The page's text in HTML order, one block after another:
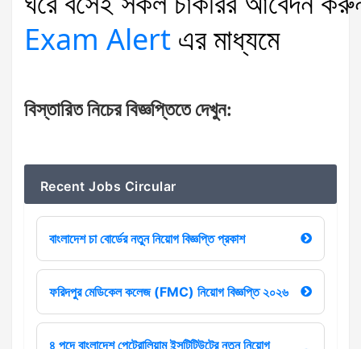
Exam Alert এর মাধ্যমে
বিস্তারিতনিচেরবিজ্ঞপ্তিতে দেখুন:
Recent Jobs Circular
বাংলাদেশ চা বোর্ডের নতুন নিয়োগ বিজ্ঞপ্তি প্রকাশ
ফরিদপুর মেডিকেল কলেজ (FMC) নিয়োগ বিজ্ঞপ্তি ২০২৬
৪ পদে বাংলাদেশ পেট্রোলিয়াম ইন্সটিটিউটের নতুন নিয়োগ